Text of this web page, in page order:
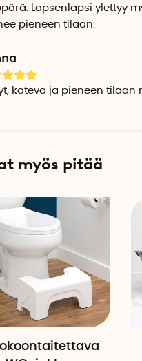
1,2 kg
40 cm
135 kg
PP-muovi, TPR
Lapsenlapsi ylettyy
pieneen tilaan.
kätevä ja pieneen tilaan
myös pitää